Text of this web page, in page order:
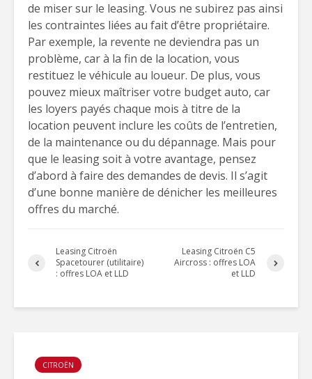
de miser sur le leasing. Vous ne subirez pas ainsi
les contraintes liées au fait d’être propriétaire.
Par exemple, la revente ne deviendra pas un
problème, car à la fin de la location, vous
restituez le véhicule au loueur. De plus, vous
pouvez mieux maîtriser votre budget auto, car
les loyers payés chaque mois à titre de la
location peuvent inclure les coûts de l’entretien,
de la maintenance ou du dépannage. Mais pour
que le leasing soit à votre avantage, pensez
d’abord à faire des demandes de devis. Il s’agit
d’une bonne manière de dénicher les meilleures
offres du marché.
Leasing Citroën
Spacetourer (utilitaire)
: offres LOA et LLD
Leasing Citroën C5
Aircross : offres LOA
et LLD
CITROËN